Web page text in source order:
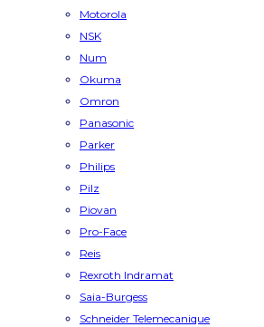
Motorola
NSK
Num
Okuma
Omron
Panasonic
Parker
Philips
Pilz
Piovan
Pro-Face
Reis
Rexroth Indramat
Saia-Burgess
Schneider Telemecanique